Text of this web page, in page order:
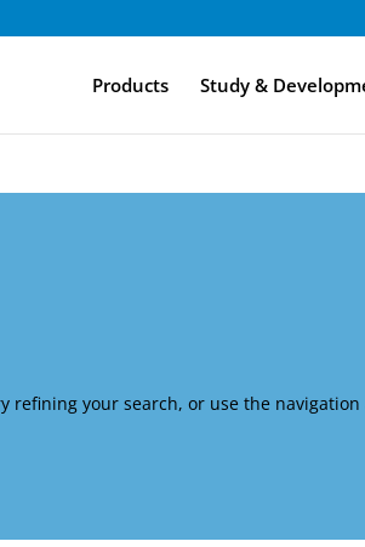
Products Study &
refining your search, or use the